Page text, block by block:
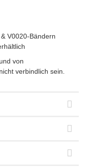
V0020-Bändern
von
verbindlich sein.